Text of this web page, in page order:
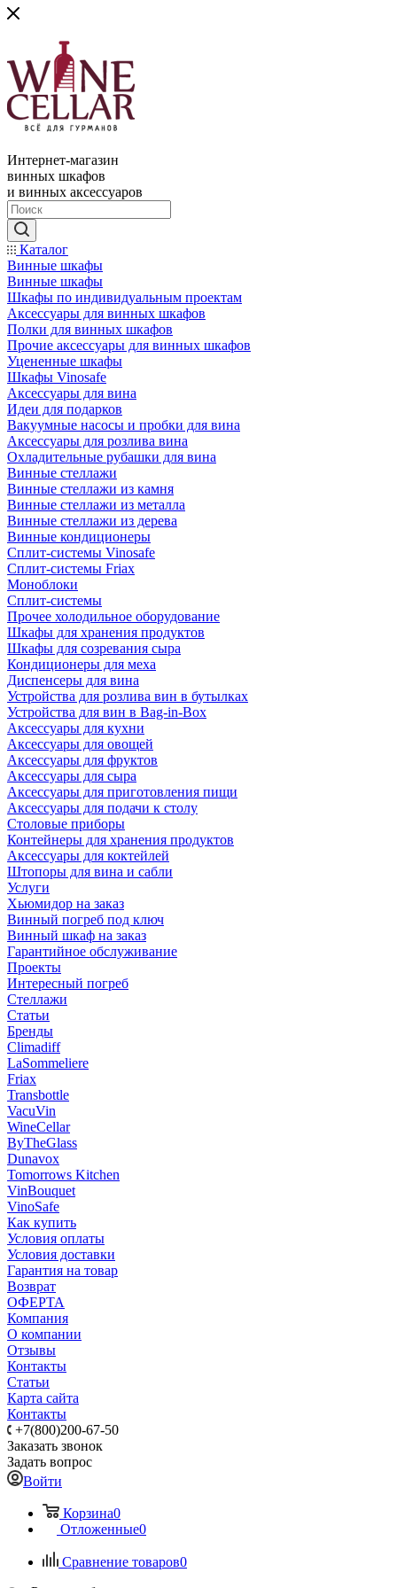
Интернет-магазин
винных шкафов
и винных аксессуаров
Каталог
Винные шкафы
Винные шкафы
Шкафы по индивидуальным проектам
Аксессуары для винных шкафов
Полки для винных шкафов
Прочие аксессуары для винных шкафов
Уцененные шкафы
Шкафы Vinosafe
Аксессуары для вина
Идеи для подарков
Вакуумные насосы и пробки для вина
Аксессуары для розлива вина
Охладительные рубашки для вина
Винные стеллажи
Винные стеллажи из камня
Винные стеллажи из металла
Винные стеллажи из дерева
Винные кондиционеры
Сплит-системы Vinosafe
Сплит-системы Friax
Моноблоки
Сплит-системы
Прочее холодильное оборудование
Шкафы для хранения продуктов
Шкафы для созревания сыра
Кондиционеры для меха
Диспенсеры для вина
Устройства для розлива вин в бутылках
Устройства для вин в Bag-in-Box
Аксессуары для кухни
Аксессуары для овощей
Аксессуары для фруктов
Аксессуары для сыра
Аксессуары для приготовления пищи
Аксессуары для подачи к столу
Столовые приборы
Контейнеры для хранения продуктов
Аксессуары для коктейлей
Штопоры для вина и сабли
Услуги
Хьюмидор на заказ
Винный погреб под ключ
Винный шкаф на заказ
Гарантийное обслуживание
Проекты
Интересный погреб
Стеллажи
Статьи
Бренды
Climadiff
LaSommeliere
Friax
Transbottle
VacuVin
WineCellar
ByTheGlass
Dunavox
Tomorrows Kitchen
VinBouquet
VinoSafe
Как купить
Условия оплаты
Условия доставки
Гарантия на товар
Возврат
ОФЕРТА
Компания
О компании
Отзывы
Контакты
Статьи
Карта сайта
Контакты
+7(800)200-67-50
Заказать звонок
Задать вопрос
Войти
Корзина0
Отложенные0
Сравнение товаров0